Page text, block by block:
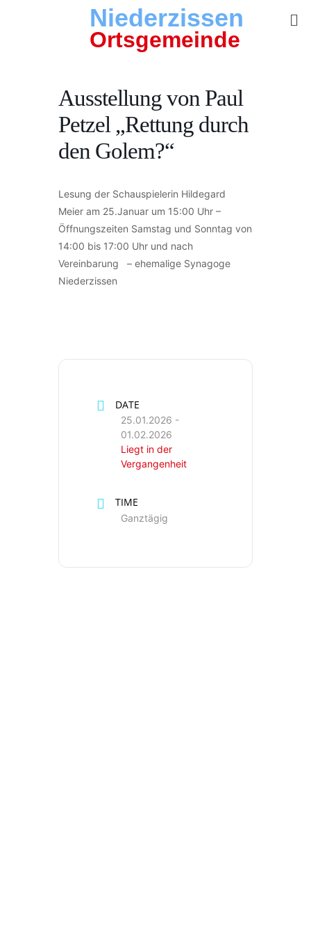
Niederzissen
Ortsgemeinde
Ausstellung von Paul
Petzel „Rettung durch
den Golem?“
Lesung der Schauspielerin Hildegard
Meier am 25.Januar um 15:00 Uhr –
Öffnungszeiten Samstag und Sonntag von
14:00 bis 17:00 Uhr und nach
Vereinbarung – ehemalige Synagoge
Niederzissen
DATE
25.01.2026 -
01.02.2026
Liegt in der
Vergangenheit
TIME
Ganztägig